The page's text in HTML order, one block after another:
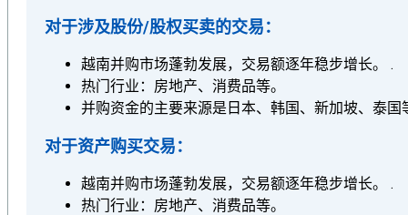
对于涉及股份/股权买卖的交易：
越南并购市场蓬勃发展，交易额逐年稳步增长。 .
热门行业：房地产、消费品等。
并购资金的主要来源是日本、韩国、新加坡、泰
对于资产购买交易：
越南并购市场蓬勃发展，交易额逐年稳步增长。 .
热门行业：房地产、消费品等。